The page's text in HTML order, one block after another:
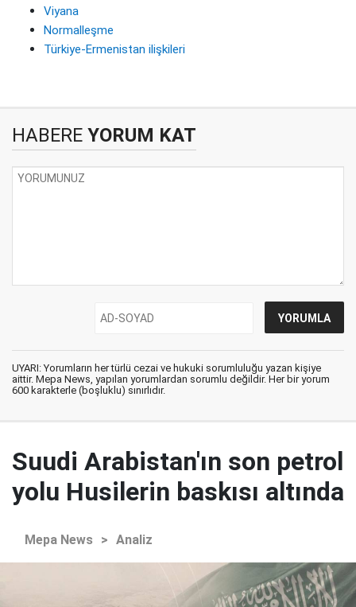
Viyana
Normalleşme
Türkiye-Ermenistan ilişkileri
HABERE YORUM KAT
UYARI: Yorumların her türlü cezai ve hukuki sorumluluğu yazan kişiye
aittir. Mepa News, yapılan yorumlardan sorumlu değildir. Her bir yorum
600 karakterle (boşluklu) sınırlıdır.
Suudi Arabistan'ın son petrol
yolu Husilerin baskısı altında
Mepa News > Analiz